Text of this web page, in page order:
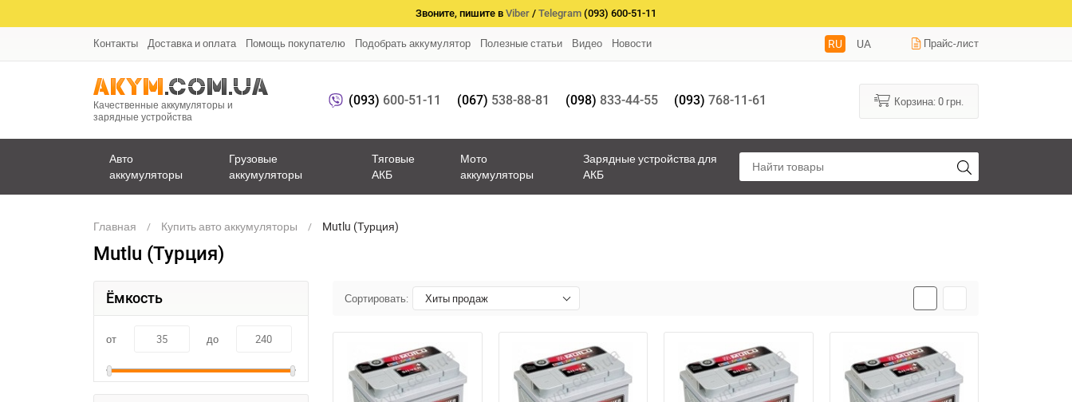
Звоните, пишите в Viber / Telegram (093) 600-51-11
Контакты Доставка и оплата Помощь покупателю Подобрать аккумулятор Полезные статьи Видео Новости RU UA Прайс-лист
Качественные аккумуляторы и
зарядные устройства
(093) 600-51-11 (067) 538-88-81 (098) 833-44-55 (093) 768-11-61 Корзина:0 грн.
Авто
аккумуляторы
Грузовые
аккумуляторы
Тяговые
АКБ
Мото
аккумуляторы
Зарядные устройства для
АКБ
Главная Купить авто аккумуляторы Mutlu (Турция)
Mutlu (Турция)
Ёмкость
от до
Сортировать: Хиты продаж